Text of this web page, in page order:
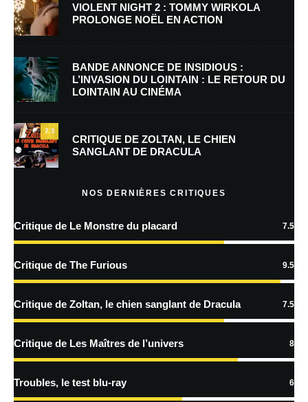
E-mail *
Enregistrer mon nom, mon e-mail et mon site dans le navigateur pour
mon prochain commentaire.
Prévenez-moi de tous les nouveaux commentaires par e-mail.
Prévenez-moi de tous les nouveaux articles par e-mail.
En savoir
traitées
VIOLENT NIGHT 2 : TOMMY WIRKOLA
PROLONGE NOËL EN ACTION
BANDE ANNONCE DE INSIDIOUS :
L’INVASION DU LOINTAIN : LE RETOUR DU
LOINTAIN AU CINÉMA
7.5
CRITIQUE DE ZOLTAN, LE CHIEN
SANGLANT DE DRACULA
NOS DERNIÈRES CRITIQUES
Critique de Le Monstre du placard 7.5
Critique de The Furious 9.5
Critique de Zoltan, le chien sanglant de Dracula 7.5
Critique de Les Maîtres de l’univers 8
Troubles, le test blu-ray 6